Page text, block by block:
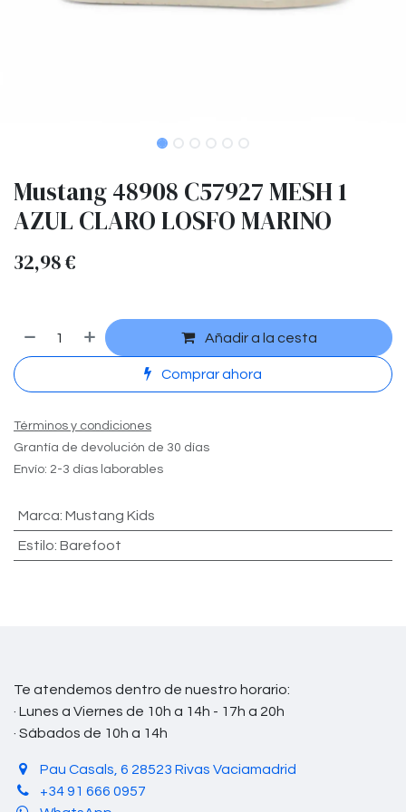
Mustang 48908 C57927 MESH 1
AZUL CLARO LOSFO MARINO
32,98€
Añadir a la cesta
Comprar ahora
Términos y condiciones
Grantía de devolución de 30 días
Envío: 2-3 días laborables
Marca: Mustang Kids
Estilo: Barefoot
Te atendemos dentro de nuestro horario:
· Lunes a Viernes de 10h a 14h - 17h a 20h
· Sábados de 10h a 14h
Pau Casals, 6 28523 Rivas Vaciamadrid
+34 91 666 0957